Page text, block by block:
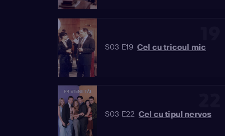
S03 E19 Cel cu tricoul mic
S03 E22 Cel cu tipul nervos